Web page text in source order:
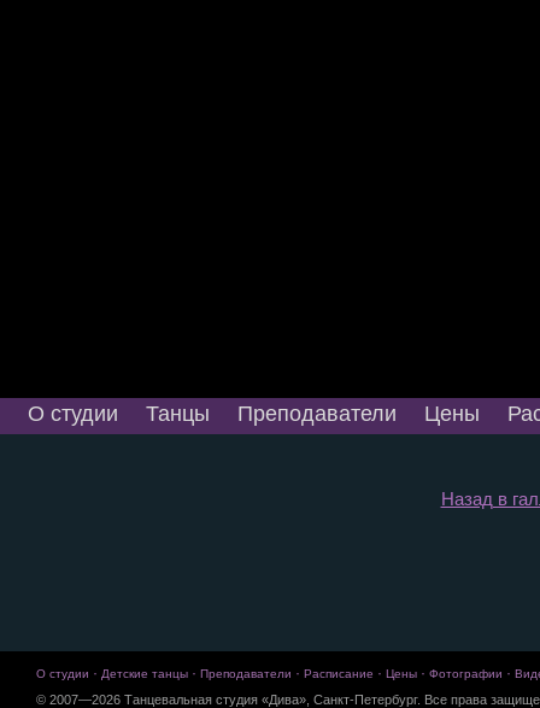
О студии Танцы Преподаватели Цены
Назад в
О студии · Детские танцы · Преподаватели · Расписание · Цены · Фотографии ·
© 2007—2026 Танцевальная студия «Дива», Санкт-Петербург. Все права